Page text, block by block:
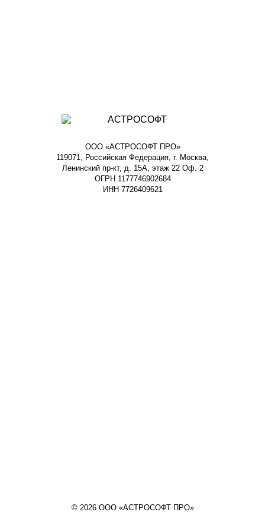
ООО «АСТРОСОФТ ПРО»
119071, Российская Федерация, г. Москва,
Ленинский пр-кт, д. 15А, этаж 22 Оф. 2
ОГРН 1177746902684
ИНН 7726409621
© 2026 ООО «АСТРОСОФТ ПРО»